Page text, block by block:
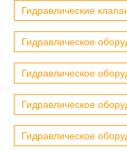
Гидравлические
Гидравлическое
Гидравлическое
Гидравлическое
Гидравлическое